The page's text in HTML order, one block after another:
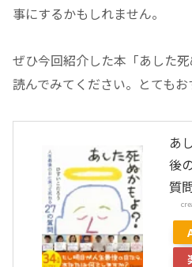
事にするかもしれません。
ぜひ今回紹介した本「あした
読んでみてください。とてもお
あ
後
質